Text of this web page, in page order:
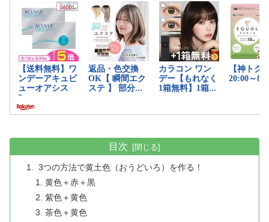
目次
3つの方法で黄土色（おうどいろ）を作る！
黄色＋赤＋黒
紫色＋黄色
茶色＋黄色